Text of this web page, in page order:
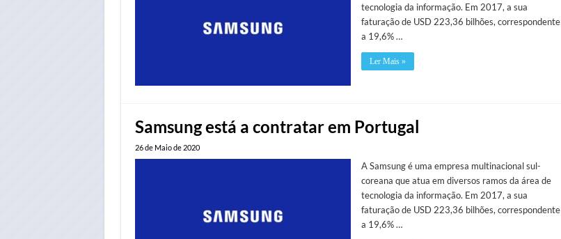
tecnologia da informação. Em 2017, a sua
faturação de USD 223,36 bilhões, correspondente
a 19,6% …
Ler Mais »
Samsung está a contratar em Portugal
26 de Maio de 2020
A Samsung é uma empresa multinacional sul-
coreana que atua em diversos ramos da área de
tecnologia da informação. Em 2017, a sua
faturação de USD 223,36 bilhões, correspondente
a 19,6% …